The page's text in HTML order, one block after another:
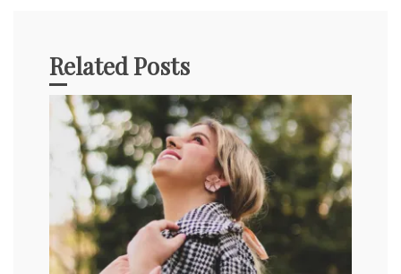
Related Posts